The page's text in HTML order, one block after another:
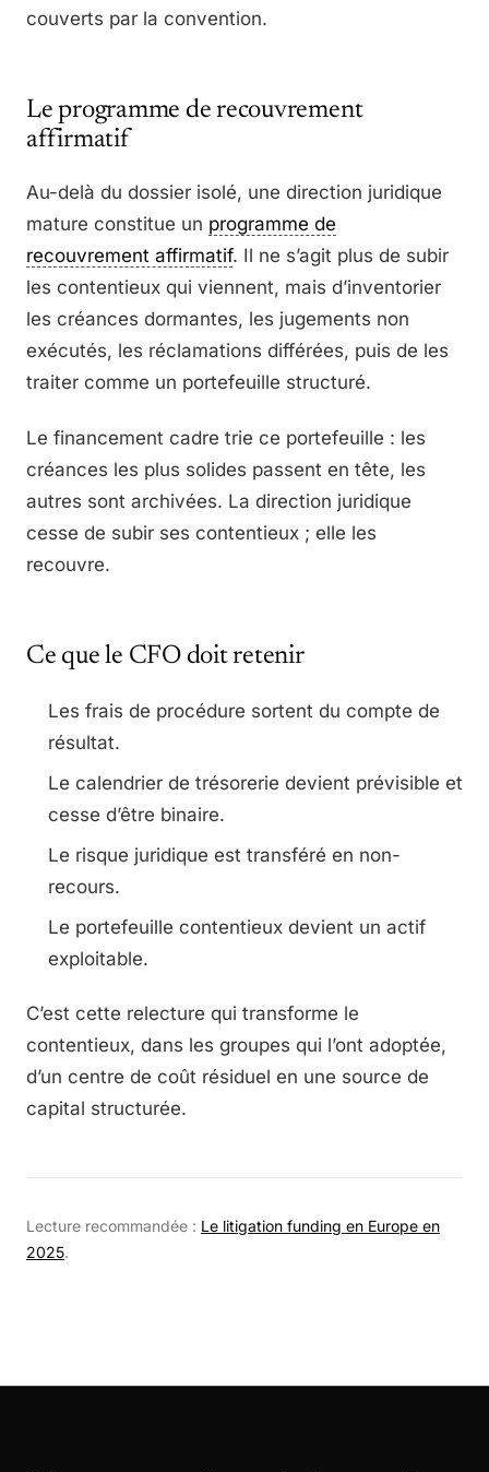
couverts par la convention.
Le programme de recouvrement
affirmatif
Au-delà du dossier isolé, une direction juridique
mature constitue un programme de
recouvrement affirmatif. Il ne s’agit plus de subir
les contentieux qui viennent, mais d’inventorier
les créances dormantes, les jugements non
exécutés, les réclamations différées, puis de les
traiter comme un portefeuille structuré.
Le financement cadre trie ce portefeuille : les
créances les plus solides passent en tête, les
autres sont archivées. La direction juridique
cesse de subir ses contentieux ; elle les
recouvre.
Ce que le CFO doit retenir
Les frais de procédure sortent du compte de
résultat.
Le calendrier de trésorerie devient prévisible et
cesse d’être binaire.
Le risque juridique est transféré en non-
recours.
Le portefeuille contentieux devient un actif
exploitable.
C’est cette relecture qui transforme le
contentieux, dans les groupes qui l’ont adoptée,
d’un centre de coût résiduel en une source de
capital structurée.
Lecture recommandée : Le litigation funding en Europe en
2025.